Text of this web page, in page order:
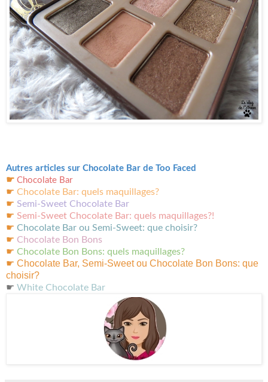
Autres articles sur Chocolate Bar de Too Faced
☛ Chocolate Bar
☛ Chocolate Bar: quels maquillages?
☛ Semi-Sweet Chocolate Bar
☛ Semi-Sweet Chocolate Bar: quels maquillages?!
☛ Chocolate Bar ou Semi-Sweet: que choisir?
☛ Chocolate Bon Bons
☛ Chocolate Bon Bons: quels maquillages?
☛ Chocolate Bar, Semi-Sweet ou Chocolate Bon Bons: que
choisir?
☛ White Chocolate Bar